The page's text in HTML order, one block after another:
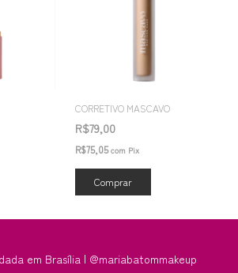
CORRETIVO MASCAVO
R$79,00
R$75,05com Pix
Comprar
em Brasília | @mariabatommakeup